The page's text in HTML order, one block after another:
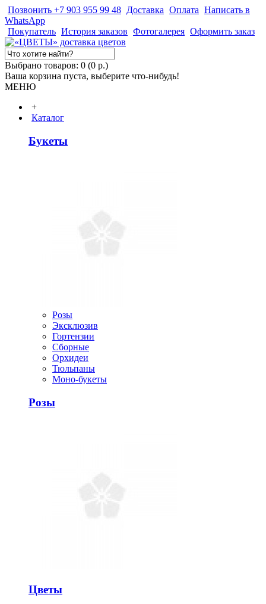
Позвонить +7 903 955 99 48 Доставка Оплата Написать в
WhatsApp
Покупатель История заказов Фотогалерея Оформить заказ
Выбрано товаров: 0 (0 р.)
Ваша корзина пуста, выберите что-нибудь!
МЕНЮ
+
Каталог
Букеты
Розы
Эксклюзив
Гортензии
Сборные
Орхидеи
Тюльпаны
Моно-букеты
Розы
Цветы